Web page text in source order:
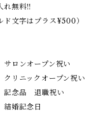
れ無料‼︎
文字はプラス¥500）
ロンオープン祝い
リニックオープン祝い
記念品 退職祝い
結婚記念日